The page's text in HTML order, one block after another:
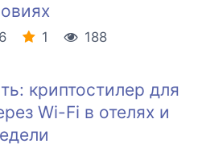
1
188
криптостилер для
Wi-Fi в отелях и